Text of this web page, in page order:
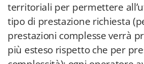
territoriali per permettere
tipo di prestazione richiesta
prestazioni complesse verrà
più esteso rispetto che per